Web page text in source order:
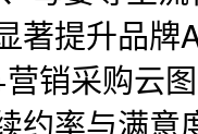
著提升品牌
销采购云
约率与满意